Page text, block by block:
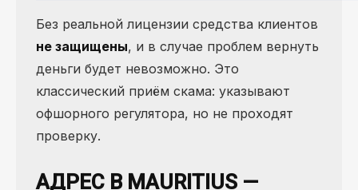
Без реальной лицензии средства клиентов
не защищены, и в случае проблем вернуть
деньги будет невозможно. Это
классический приём скама: указывают
офшорного регулятора, но не проходят
проверку.
АДРЕС В MAURITIUS —